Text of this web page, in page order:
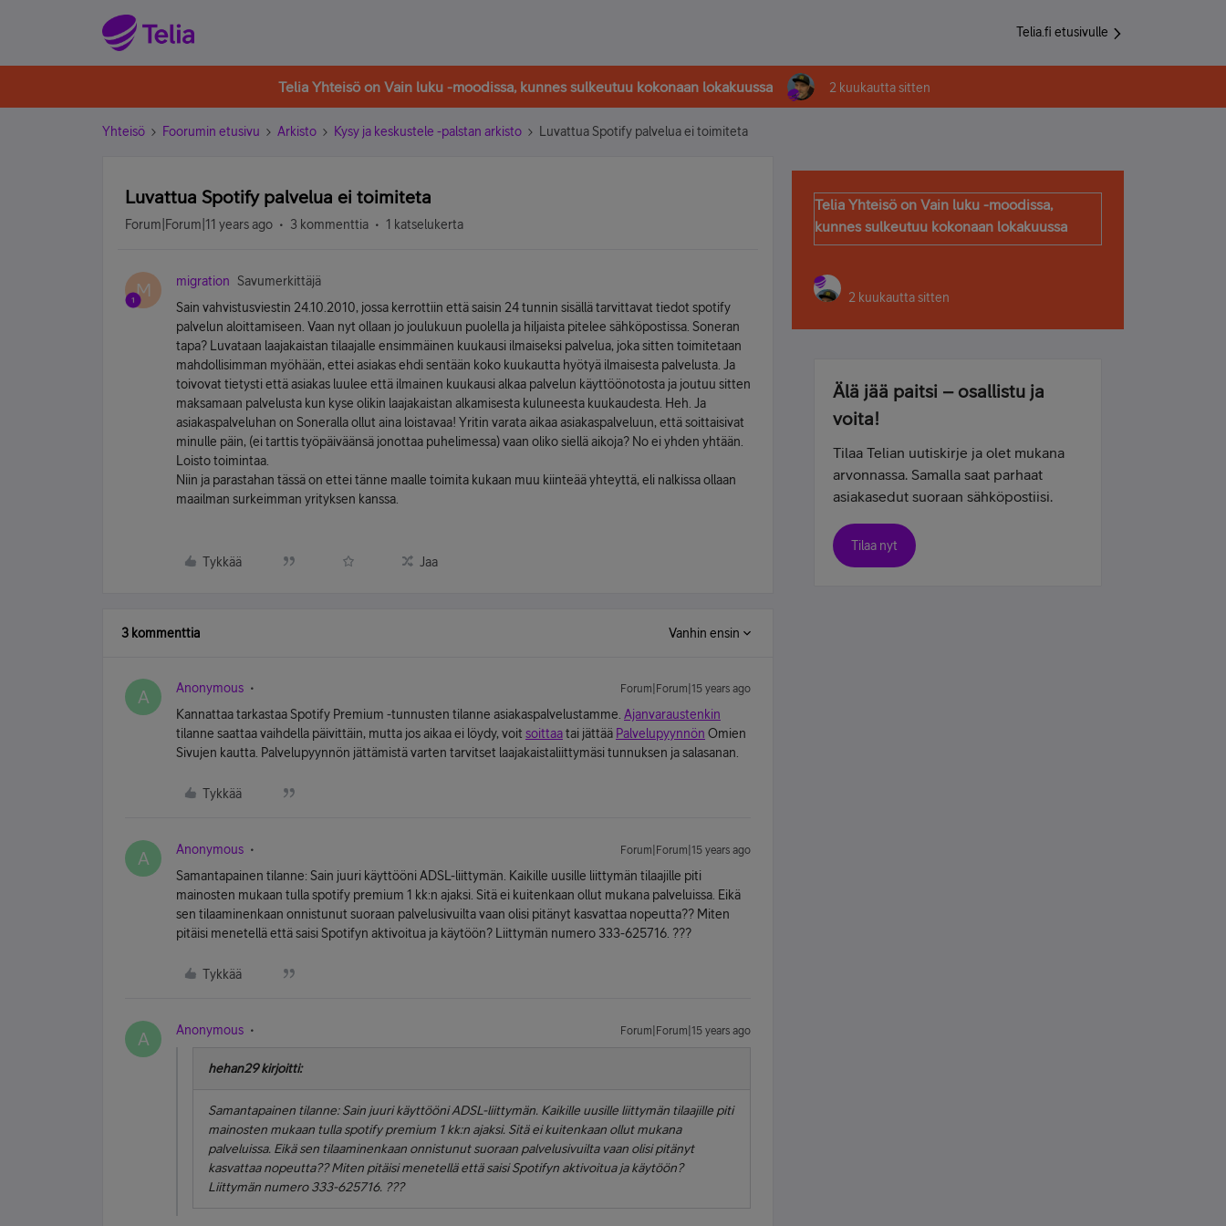
Telia.fi etusivulle
Telia Yhteisö on Vain luku -moodissa, kunnes sulkeutuu kokonaan lokakuussa 2 kuukautta sitten
Yhteisö Foorumin etusivu Arkisto Kysy ja keskustele -palstan arkisto Luvattua Spotify palvelua ei toimiteta
Luvattua Spotify palvelua ei toimiteta
Forum|Forum|11 years ago 3 kommenttia 1 katselukerta
M migration
Savumerkittäjä
Sain vahvistusviestin 24.10.2010, jossa kerrottiin että saisin 24 tunnin sisällä tarvittavat tiedot spotify
palvelun aloittamiseen. Vaan nyt ollaan jo joulukuun puolella ja hiljaista pitelee sähköpostissa. Soneran
tapa? Luvataan laajakaistan tilaajalle ensimmäinen kuukausi ilmaiseksi palvelua, joka sitten toimitetaan
mahdollisimman myöhään, ettei asiakas ehdi sentään koko kuukautta hyötyä ilmaisesta palvelusta. Ja
toivovat tietysti että asiakas luulee että ilmainen kuukausi alkaa palvelun käyttöönotosta ja joutuu sitten
maksamaan palvelusta kun kyse olikin laajakaistan alkamisesta kuluneesta kuukaudesta. Heh. Ja
asiakaspalveluhan on Soneralla ollut aina loistavaa! Yritin varata aikaa asiakaspalveluun, että soittaisivat
minulle päin, (ei tarttis työpäiväänsä jonottaa puhelimessa) vaan oliko siellä aikoja? No ei yhden yhtään.
Loisto toimintaa.
Niin ja parastahan tässä on ettei tänne maalle toimita kukaan muu kiinteää yhteyttä, eli nalkissa ollaan
maailman surkeimman yrityksen kanssa.
Tykkää Jaa
3 kommenttia Vanhin ensin
A Anonymous Forum|Forum|15 years ago
Kannattaa tarkastaa Spotify Premium -tunnusten tilanne asiakaspalvelustamme. Ajanvaraustenkin
tilanne saattaa vaihdella päivittäin, mutta jos aikaa ei löydy, voit soittaatai jättää Palvelupyynnön Omien
Sivujen kautta. Palvelupyynnön jättämistä varten tarvitset laajakaistaliittymäsi tunnuksen ja salasanan.
Tykkää
A Anonymous Forum|Forum|15 years ago
Samantapainen tilanne: Sain juuri käyttööni ADSL-liittymän. Kaikille uusille liittymän tilaajille piti
mainosten mukaan tulla spotify premium 1 kk:n ajaksi. Sitä ei kuitenkaan ollut mukana palveluissa. Eikä
sen tilaaminenkaan onnistunut suoraan palvelusivuilta vaan olisi pitänyt kasvattaa nopeutta?? Miten
pitäisi menetellä että saisi Spotifyn aktivoitua ja käytöön? Liittymän numero 333-625716. ???
Tykkää
A Anonymous Forum|Forum|15 years ago
hehan29 kirjoitti:
Samantapainen tilanne: Sain juuri käyttööni ADSL-liittymän. Kaikille uusille liittymän tilaajille piti
mainosten mukaan tulla spotify premium 1 kk:n ajaksi. Sitä ei kuitenkaan ollut mukana
palveluissa. Eikä sen tilaaminenkaan onnistunut suoraan palvelusivuilta vaan olisi pitänyt
kasvattaa nopeutta?? Miten pitäisi menetellä että saisi Spotifyn aktivoitua ja käytöön?
Liittymän numero 333-625716. ???
Telia Yhteisö on Vain luku -moodissa,
kunnes sulkeutuu kokonaan lokakuussa
2 kuukautta sitten
Älä jää paitsi – osallistu ja
voita!
Tilaa Telian uutiskirje ja olet mukana
arvonnassa. Samalla saat parhaat
asiakasedut suoraan sähköpostiisi.
Tilaa nyt